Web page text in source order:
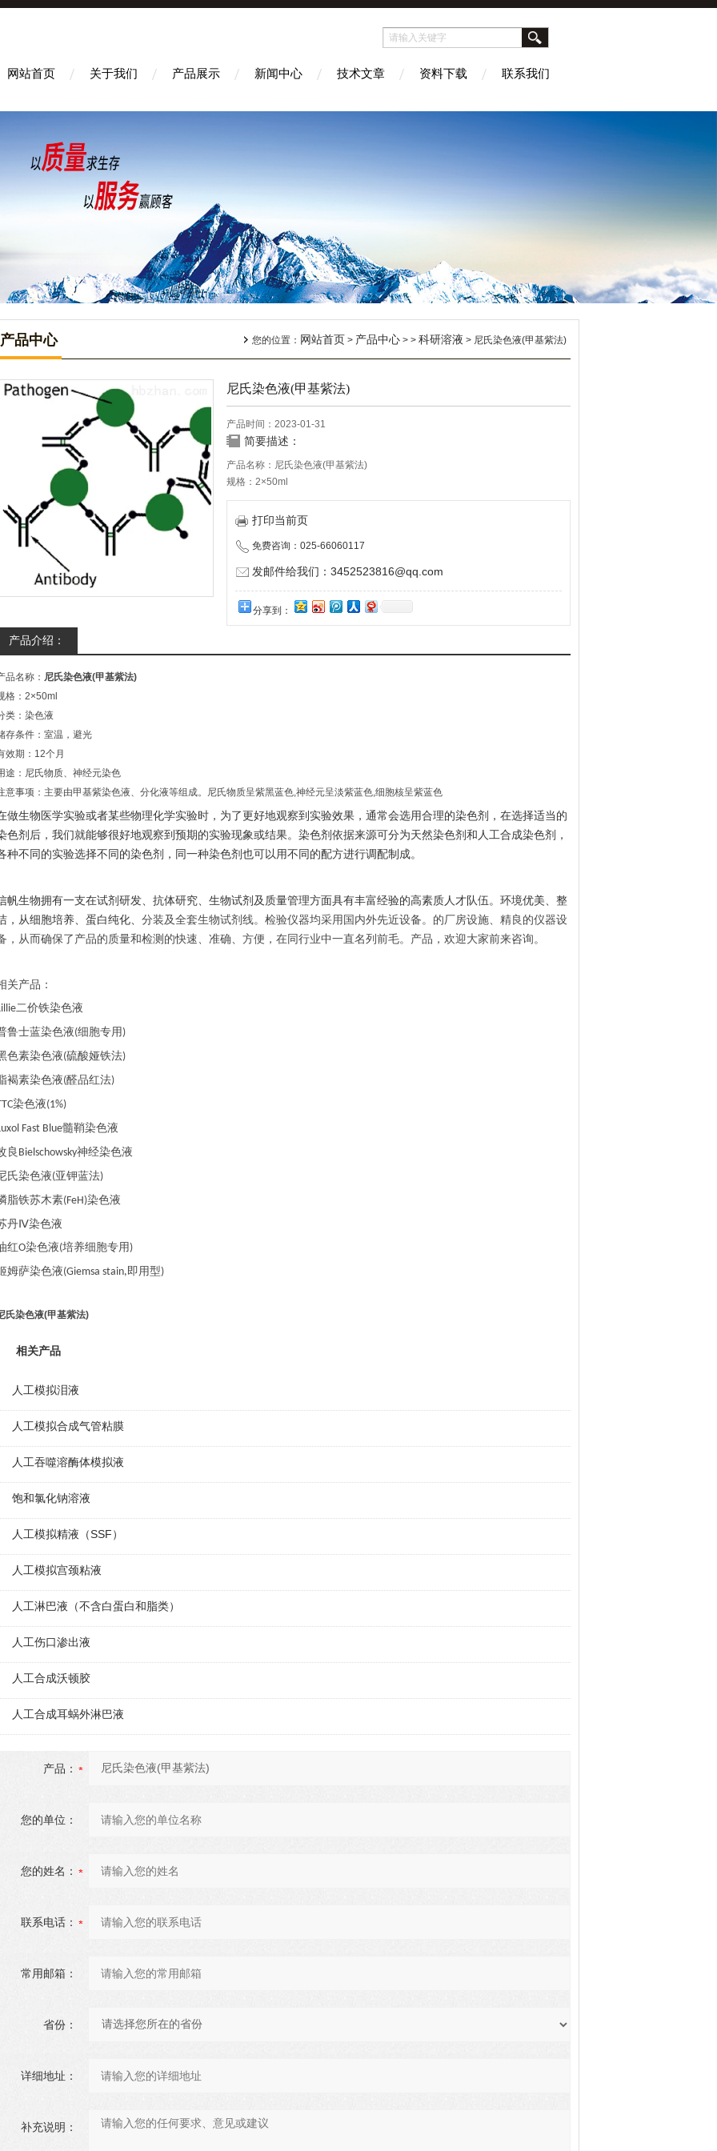
网站首页 关于我们 产品展示 新闻中心 技术文章 资料下载 联系我们
产品中心 您的位置： 网站首页 > 产品中心 > > 科研溶液 > 尼氏染色液(甲基紫法)
尼氏染色液(甲基紫法)
产品时间：2023-01-31
简要描述：
产品名称：尼氏染色液(甲基紫法)
规格：2×50ml
分类：染色液
储存条件：室温，避光
用途：尼氏物质、神经元染色
注意事项：主要由甲基紫染色液、分化液等组成。尼氏物质呈紫黑蓝色,神经元呈
本产品仅供科研实验用，不做其它用途！
打印当前页
免费咨询：025-66060117
发邮件给我们：3452523816@qq.com
分享到：
产品介绍：
品名称： 尼氏染色液(甲基紫法)
格：2×50ml
类：染色液
存条件：室温，避光
效期：12个月
途：尼氏物质、神经元染色
意事项：主要由甲基紫染色液、分化液等组成。尼氏物质呈紫黑蓝色,神经元呈淡紫蓝色,细胞核呈紫蓝色
做生物医学实验或者某些物理化学实验时，为了更好地观察到实验效果，通常会选用合理的染色剂，在选择适当的
色剂后，我们就能够很好地观察到预期的实验现象或结果。染色剂依据来源可分为天然染色剂和人工合成染色剂，
种不同的实验选择不同的染色剂，同一种染色剂也可以用不同的配方进行调配制成。
帆生物拥有一支在试剂研发、抗体研究、生物试剂及质量管理方面具有丰富经验的高素质人才队伍。环境优美、整
，从细胞培养、蛋白纯化、 分装及全套生物试剂线。检验仪器均采用国内外先近设备。的厂房设施、精良的仪器设
，从而确保了产品的质量和检测的快速、准确、方便，在同行业中一直名列前毛。产品，欢迎大家前来咨询。
关产品：
二价铁染色液
鲁士蓝染色液(细胞专用 )
色素染色液(硫酸娅铁法)
褐素染色液(醛品红法)
染色液(1%)
Fast Blue髓鞘染色液
良 Bielschowsky神经染色液
氏染色液(亚钾蓝法)
脂铁苏木素(FeH)染色液
丹 Ⅳ染色液
红O染色液(培养细胞专用 )
姆萨染色液(Giemsa stain,即用型)
氏染色液(甲基紫法)
相关产品
人工模拟泪液
人工模拟合成气管粘膜
人工吞噬溶酶体模拟液
饱和氯化钠溶液
人工模拟精液（SSF）
人工模拟宫颈粘液
人工淋巴液（不含白蛋白和脂类）
人工伤口渗出液
人工合成沃顿胶
人工合成耳蜗外淋巴液
产品：
您的单位：
您的姓名：
联系电话：
常用邮箱：
省份：
详细地址：
补充说明：